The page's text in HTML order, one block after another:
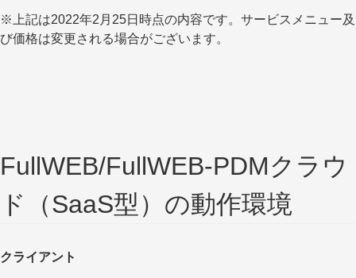
※上記は2022年2月25日時点の内容です。サービスメニュー及
び価格は変更される場合がございます。
FullWEB/FullWEB-PDMクラウ
ド（SaaS型）の動作環境
クライアント